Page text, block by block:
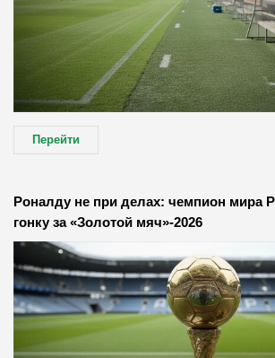
Перейти
Роналду не при делах: чемпион мира
гонку за «Золотой мяч»-2026